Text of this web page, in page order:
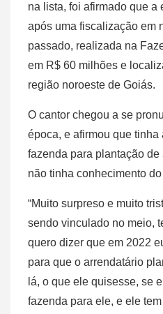
na lista, foi afirmado que a
após uma fiscalização em
passado, realizada na
em R$ 60 milhões e
região noroeste de Goiás.
O cantor chegou a se
época, e afirmou que tinha
fazenda para plantação
não tinha conhecimento
“Muito surpreso e muito
sendo vinculado no meio,
quero dizer que em 2022
para que o arrendatário
lá, o que ele quisesse, se
fazenda para ele, e ele